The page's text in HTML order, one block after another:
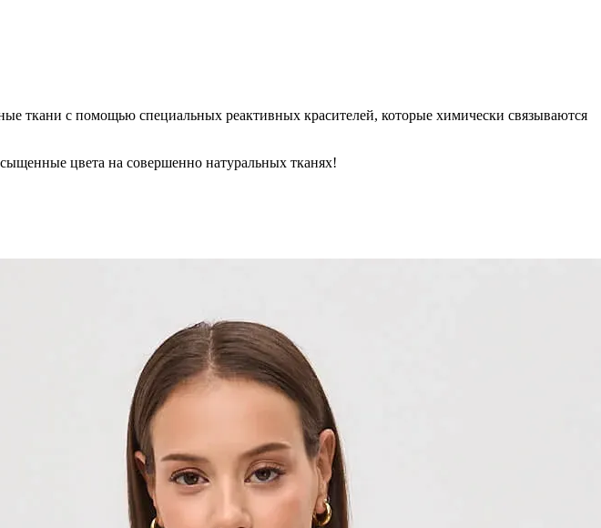
ткани с помощью специальных реактивных красителей, которые химически связываются
цвета на совершенно натуральных тканях!